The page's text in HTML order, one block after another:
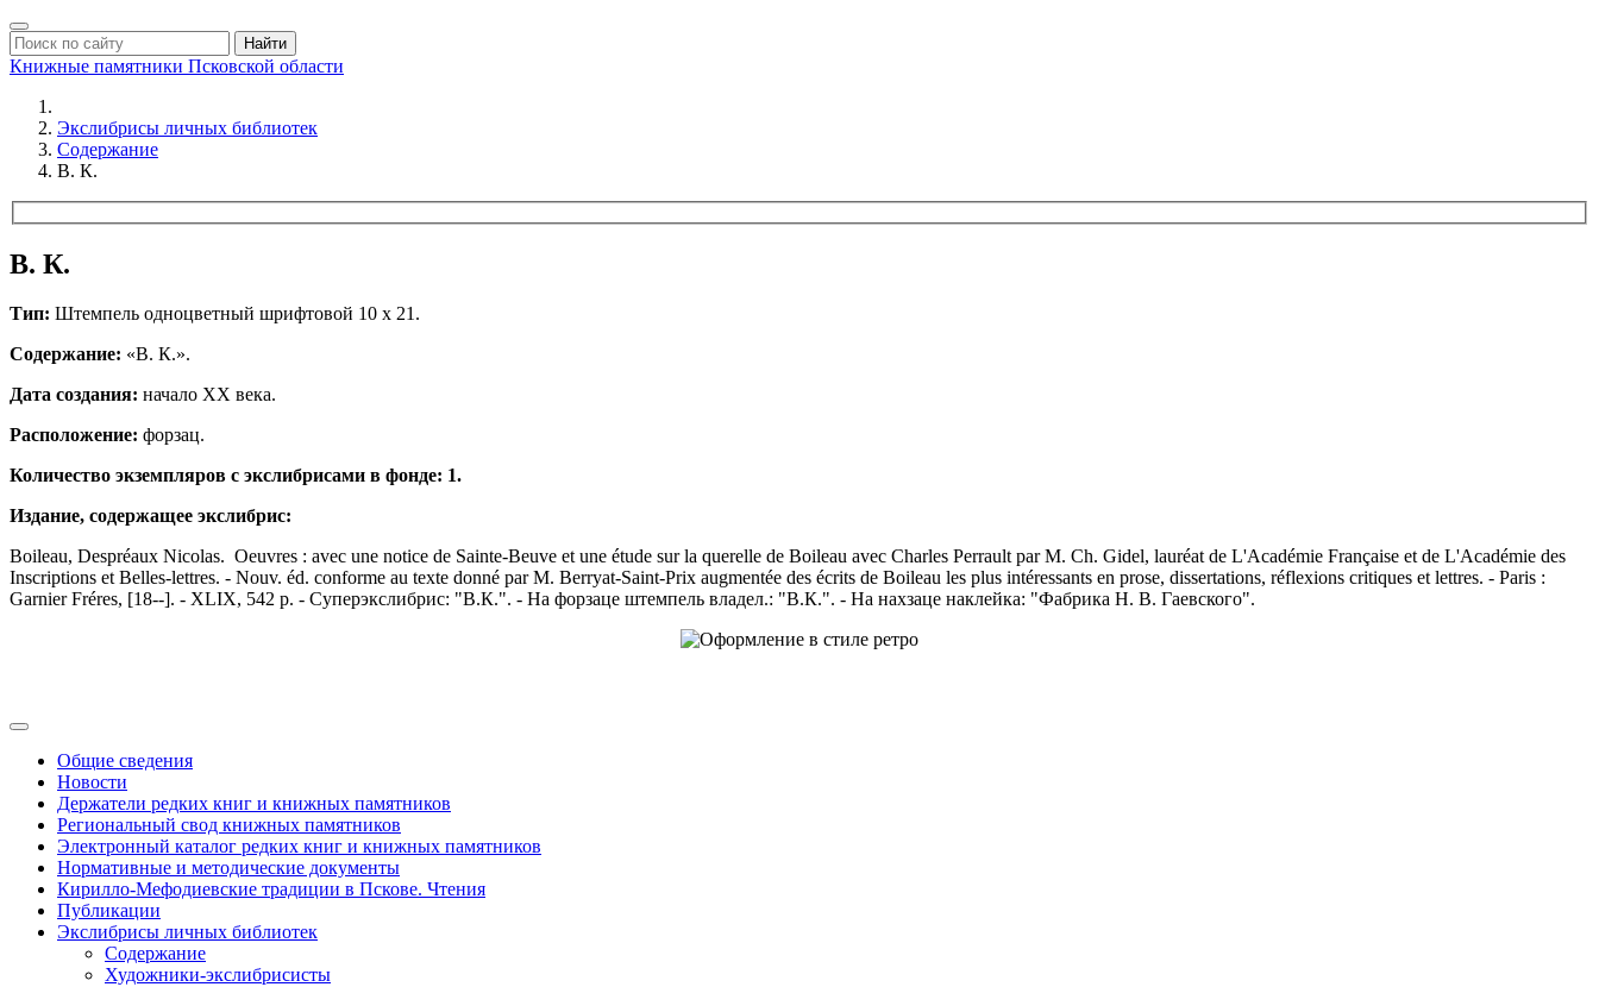
Найти
Книжные памятники Псковской области
Экслибрисы личных библиотек
Содержание
В. К.
В. К.
Тип: Штемпель одноцветный шрифтовой 10 х 21.
Содержание: «В. К.».
Дата создания: начало ХХ века.
Расположение: форзац.
Количество экземпляров с экслибрисами в фонде: 1.
Издание, содержащее экслибрис:
Boileau, Despréaux Nicolas. Oeuvres : avec une notice de Sainte-Beuve et une étude sur la querelle de Boileau avec Charles Perrault par M. Ch. Gidel, lauréat de L'Académie Française et de L'Académie des
Inscriptions et Belles-lettres. - Nouv. éd. conforme au texte donné par M. Berryat-Saint-Prix augmentée des écrits de Boileau les plus intéressants en prose, dissertations, réflexions critiques et lettres. - Paris :
Garnier Fréres, [18--]. - XLIX, 542 p. - Суперэкслибрис: "В.К.". - На форзаце штемпель владел.: "В.К.". - На нахзаце наклейка: "Фабрика Н. В. Гаевского".
Общие сведения
Новости
Держатели редких книг и книжных памятников
Региональный свод книжных памятников
Электронный каталог редких книг и книжных памятников
Нормативные и методические документы
Кирилло-Мефодиевские традиции в Пскове. Чтения
Публикации
Экслибрисы личных библиотек
Содержание
Художники-экслибрисисты